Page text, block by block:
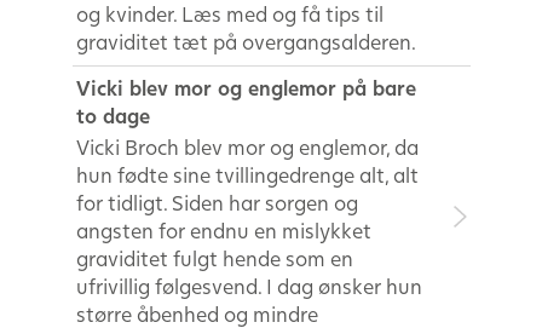
og kvinder. Læs med og få tips til
graviditet tæt på overgangsalderen.
Vicki blev mor og englemor på bare
to dage
Vicki Broch blev mor og englemor, da
hun fødte sine tvillingedrenge alt, alt
for tidligt. Siden har sorgen og
angsten for endnu en mislykket
graviditet fulgt hende som en
ufrivillig følgesvend. I dag ønsker hun
større åbenhed og mindre